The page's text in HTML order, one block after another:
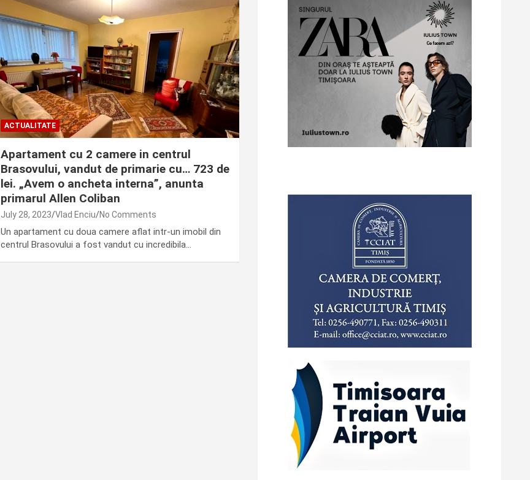
ACTUALITATE
Apartament cu 2 camere in centrul
Brasovului, vandut de primarie cu… 723 de
lei. „Avem o ancheta interna”, anunta
primarul Allen Coliban
July 28, 2023 Vlad Enciu No Comments
Un apartament cu doua camere aflat intr-un imobil din
centrul Brasovului a fost vandut cu incredibila…